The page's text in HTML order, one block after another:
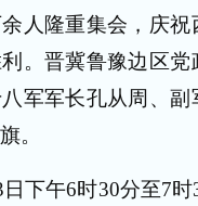
人隆重集会，庆
。晋冀鲁豫边区
军军长孔从周、
。
日下午6时30分至7时